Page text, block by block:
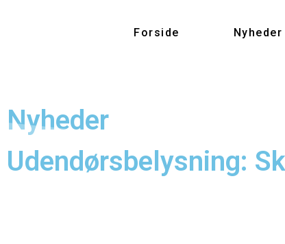
Forside Nyheder
Nyheder
Udendørsbelysning: